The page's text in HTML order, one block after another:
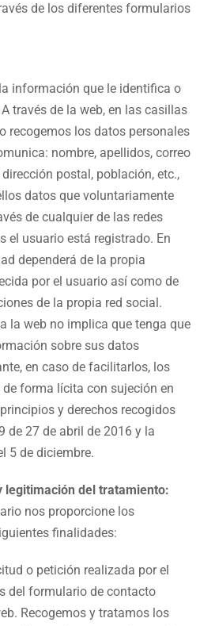
de los diferentes formularios
información que le identifica o
través de la web, en las casillas
recogemos los datos personales
nombre, apellidos, correo
postal, población, etc.,
datos que voluntariamente
de cualquier de las redes
el usuario está registrado. En
dependerá de la propia
por el usuario así como de
de la propia red social.
la web no implica que tenga que
sobre sus datos
en caso de facilitarlos, los
forma lícita con sujeción en
y derechos recogidos
de 27 de abril de 2016 y la
5 de diciembre.
legitimación del tratamiento:
nos proporcione los
finalidades:
o petición realizada por el
del formulario de contacto
Recogemos y tratamos los